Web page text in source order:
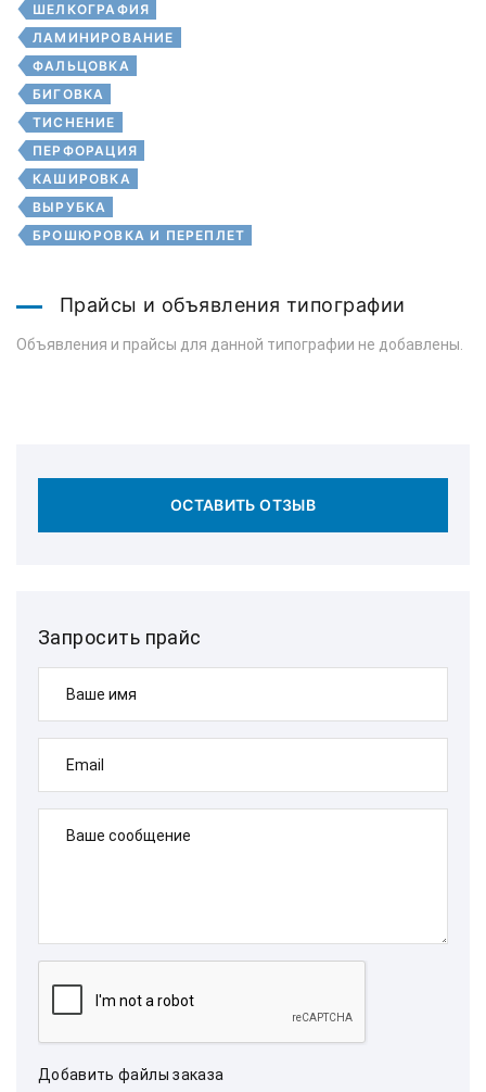
ШЕЛКОГРАФИЯ
ЛАМИНИРОВАНИЕ
ФАЛЬЦОВКА
БИГОВКА
ТИСНЕНИЕ
ПЕРФОРАЦИЯ
КАШИРОВКА
ВЫРУБКА
БРОШЮРОВКА И ПЕРЕПЛЕТ
Прайсы и объявления типографии
Объявления и прайсы для данной типографии не добавлены.
ОСТАВИТЬ ОТЗЫВ
Запросить прайс
Ваше имя
Email
Ваше сообщение
Добавить файлы заказа